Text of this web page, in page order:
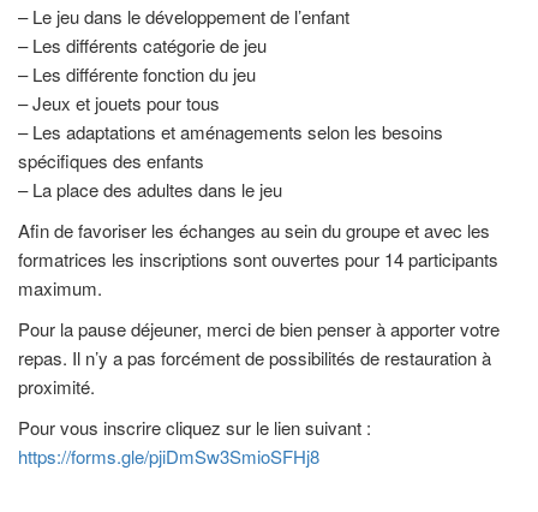
– Le jeu dans le développement de l’enfant
– Les différents catégorie de jeu
– Les différente fonction du jeu
– Jeux et jouets pour tous
– Les adaptations et aménagements selon les besoins
spécifiques des enfants
– La place des adultes dans le jeu
Afin de favoriser les échanges au sein du groupe et avec les
formatrices les inscriptions sont ouvertes pour 14 participants
maximum.
Pour la pause déjeuner, merci de bien penser à apporter votre
repas. Il n’y a pas forcément de possibilités de restauration à
proximité.
Pour vous inscrire cliquez sur le lien suivant :
https://forms.gle/pjiDmSw3SmioSFHj8